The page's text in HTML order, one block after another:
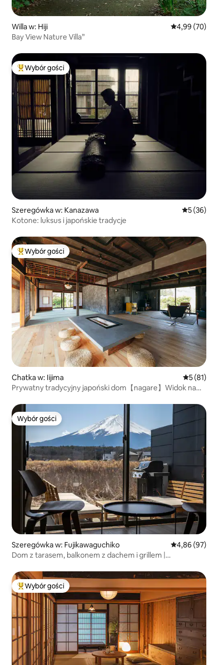
Willa w: Hiji Średnia
4,99 (70)
Bay View Nature Villa”
Najpopularniejsze z kategorii Wybór gości
Wybór gości
Szeregówka w: Kanazawa Średnia
5 (36)
Kotone: luksus i japońskie tradycje
Najpopularniejsze z kategorii Wybór gości
Wybór gości
Chatka w: Iijima Średnia
5 (81)
Prywatny tradycyjny japoński dom【nagare】Widok na
Wybór gości
Wybór gości
Szeregówka w: Fujikawaguchiko Średnia
4,86 (97)
Dom z tarasem, balkonem z dachem i grillem |
górę Fuji
Najpopularniejsze z kategorii Wybór gości
Wybór gości